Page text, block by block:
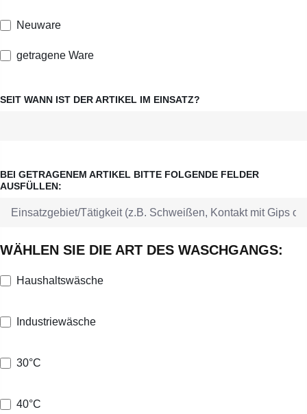
Neuware
getragene Ware
SEIT WANN IST DER ARTIKEL IM EINSATZ?
BEI GETRAGENEM ARTIKEL BITTE FOLGENDE FELDER
AUSFÜLLEN:
WÄHLEN SIE DIE ART DES WASCHGANGS:
Haushaltswäsche
Industriewäsche
30°C
40°C